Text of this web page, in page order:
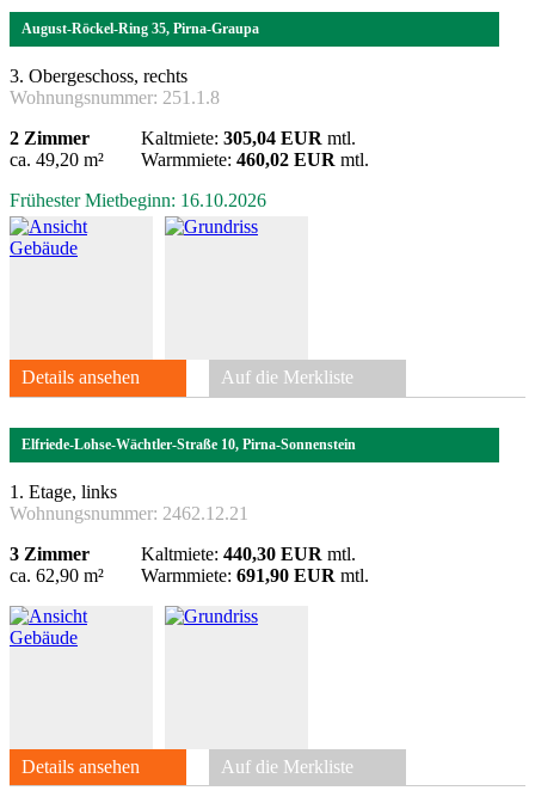
August-Röckel-Ring 35, Pirna-Graupa
3. Obergeschoss, rechts
Wohnungsnummer: 251.1.8
2 Zimmer
ca. 49,20 m²
Kaltmiete: 305,04 EUR mtl.
Warmmiete: 460,02 EUR mtl.
Frühester Mietbeginn: 16.10.2026
Details ansehen Auf die Merkliste
Elfriede-Lohse-Wächtler-Straße 10, Pirna-Sonnenstein
1. Etage, links
Wohnungsnummer: 2462.12.21
3 Zimmer
ca. 62,90 m²
Kaltmiete: 440,30 EUR mtl.
Warmmiete: 691,90 EUR mtl.
Details ansehen Auf die Merkliste